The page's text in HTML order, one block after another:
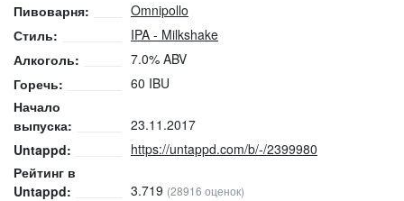
Пивоварня:
Omnipollo
Стиль:
IPA - Milkshake
Алкоголь:
7.0% ABV
Горечь:
60 IBU
Начало
выпуска:
23.11.2017
Untappd:
https://untappd.com/b/-/2399980
Рейтинг в
Untappd:
3.719 (28916 оценок)